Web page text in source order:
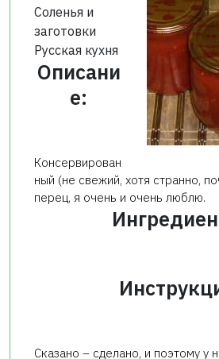
Соленья и
заготовки
Русская кухня
Описани
е:
Консервирован
ный (не свежий, хотя странно,
перец, я очень и очень люблю.
Сказано – сделано, и поэтому у